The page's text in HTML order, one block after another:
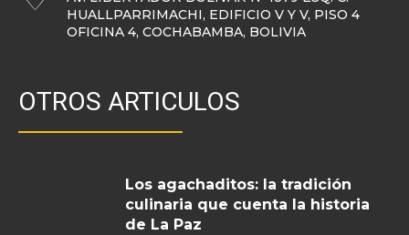
HUALLPARRIMACHI, EDIFICIO V Y V, PISO 4
OFICINA 4, COCHABAMBA, BOLIVIA
OTROS ARTICULOS
Los agachaditos: la tradición
culinaria que cuenta la historia
de La Paz